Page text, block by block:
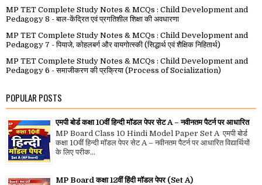
MP TET Complete Study Notes & MCQs : Child Development and
Pedagogy 8 - बाल-केंद्रित एवं प्रगतिशील शिक्षा की अवधारणा
MP TET Complete Study Notes & MCQs : Child Development and
Pedagogy 7 - पियाजे, कोहलबर्ग और वायगोत्स्की (सिद्धार्थ एवं शैक्षिक निहितार्थ)
MP TET Complete Study Notes & MCQs : Child Development and
Pedagogy 6 - समाजीकरण की प्रक्रिया (Process of Socialization)
POPULAR POSTS
एमपी बोर्ड कक्षा 10वीं हिन्दी मॉडल पेपर सेट A – नवीनतम पैटर्न पर आधारित
MP Board Class 10 Hindi Model Paper Set A एमपी बोर्ड
कक्षा 10वीं हिन्दी मॉडल पेपर सेट A – नवीनतम पैटर्न पर आधारित विद्यार्थियों
के लिए परीक...
MP Board कक्षा 12वीं हिंदी मॉडल पेपर (Set A)